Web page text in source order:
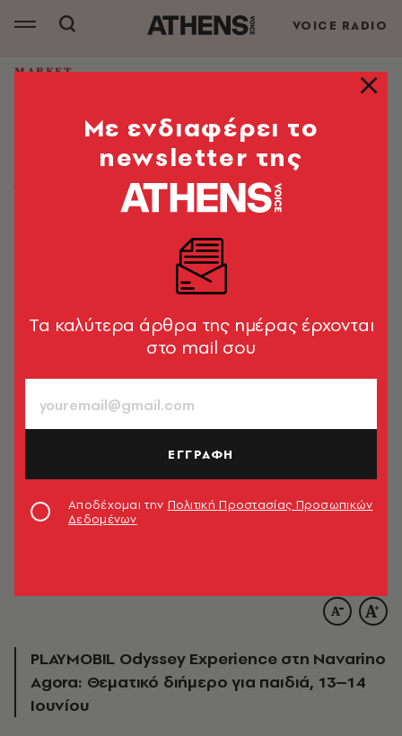
VOICE RADIO
MARKET
στη Navarino Agora: Θεματικό
διήμερο για παιδιά, 13–14 Ιουνίου
Ένα μυθικό ταξίδι στον κόσμο της Οδύσσειας
1’ ΔΙΑΒΑΣΜΑ
PLAYMOBIL Odyssey Experience στη Navarino
Agora: Θεματικό διήμερο για παιδιά, 13–14
Ιουνίου
Mε ενδιαφέρει το
newsletter της
Tα καλύτερα άρθρα της ημέρας έρχονται
στο mail σου
ΕΓΓΡΑΦΗ
Αποδέχομαι την Πολιτική Προστασίας Προσωπικών
Δεδομένων